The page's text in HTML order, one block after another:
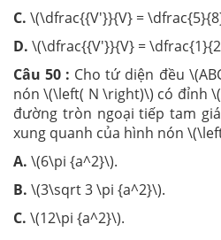
C. \(\dfrac{{V'}}{V} =
D. \(\dfrac{{V'}}{V} =
Câu 50 : Cho tứ diện đều
nón \(\left( N \right)\) có đỉnh
đường tròn ngoại tiếp tam
xung quanh của hình nón
A. \(6\pi {a^2}\).
B. \(3\sqrt 3 \pi {a^2}\).
C. \(12\pi {a^2}\).